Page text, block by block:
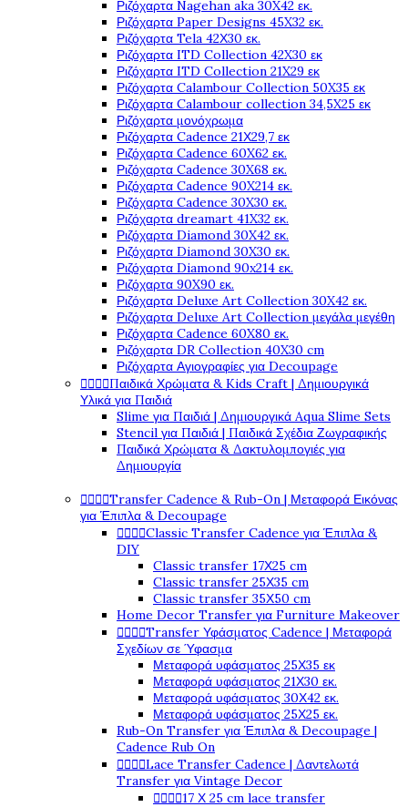
Ριζόχαρτα Nagehan aka 30X42 εκ.
Ριζόχαρτα Paper Designs 45X32 εκ.
Ριζόχαρτα Tela 42Χ30 εκ.
Ριζόχαρτα ITD Collection 42X30 εκ
Ριζόχαρτα ITD Collection 21X29 εκ
Ριζόχαρτα Calambour Collection 50X35 εκ
Ριζόχαρτα Calambour collection 34,5X25 εκ
Ριζόχαρτα μονόχρωμα
Ριζόχαρτα Cadence 21Χ29,7 εκ
Ριζόχαρτα Cadence 60X62 εκ.
Ριζόχαρτα Cadence 30X68 εκ.
Ριζόχαρτα Cadence 90X214 εκ.
Ριζόχαρτα Cadence 30X30 εκ.
Ριζόχαρτα dreamart 41X32 εκ.
Ριζόχαρτα Diamond 30X42 εκ.
Ριζόχαρτα Diamond 30X30 εκ.
Ριζόχαρτα Diamond 90x214 εκ.
Ριζόχαρτα 90X90 εκ.
Ριζόχαρτα Deluxe Art Collection 30X42 εκ.
Ριζόχαρτα Deluxe Art Collection μεγάλα μεγέθη
Ριζόχαρτα Cadence 60X80 εκ.
Ριζόχαρτα DR Collection 40X30 cm
Ριζόχαρτα Αγιογραφίες για Decoupage
Παιδικά Χρώματα & Kids Craft | Δημιουργικά
Υλικά για Παιδιά
Slime για Παιδιά | Δημιουργικά Aqua Slime Sets
Stencil για Παιδιά | Παιδικά Σχέδια Ζωγραφικής
Παιδικά Χρώματα & Δακτυλομπογιές για
Δημιουργία
Transfer Cadence & Rub-On | Μεταφορά Εικόνας
για Έπιπλα & Decoupage
Classic Transfer Cadence για Έπιπλα &
DIY
Classic transfer 17Χ25 cm
Classic transfer 25Χ35 cm
Classic transfer 35Χ50 cm
Home Decor Transfer για Furniture Makeover
Transfer Υφάσματος Cadence | Μεταφορά
Σχεδίων σε Ύφασμα
Μεταφορά υφάσματος 25Χ35 εκ
Μεταφορά υφάσματος 21Χ30 εκ.
Μεταφορά υφάσματος 30Χ42 εκ.
Μεταφορά υφάσματος 25Χ25 εκ.
Rub-On Transfer για Έπιπλα & Decoupage |
Cadence Rub On
Lace Transfer Cadence | Δαντελωτά
Transfer για Vintage Decor
17 Χ 25 cm lace transfer